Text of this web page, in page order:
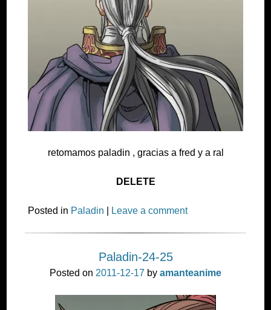
retomamos paladin , gracias a fred y a ral
DELETE
Posted in Paladin Leave a comment
Paladin-24-25
Posted on 2011-12-17 byamanteanime